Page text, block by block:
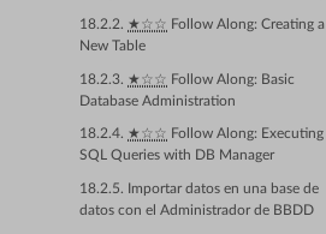
18.2.2. ★☆☆ Follow Along: Creating a
New Table
18.2.3. ★☆☆ Follow Along: Basic
Database Administration
18.2.4. ★☆☆ Follow Along: Executing
SQL Queries with DB Manager
18.2.5. Importar datos en una base de
datos con el Administrador de BBDD